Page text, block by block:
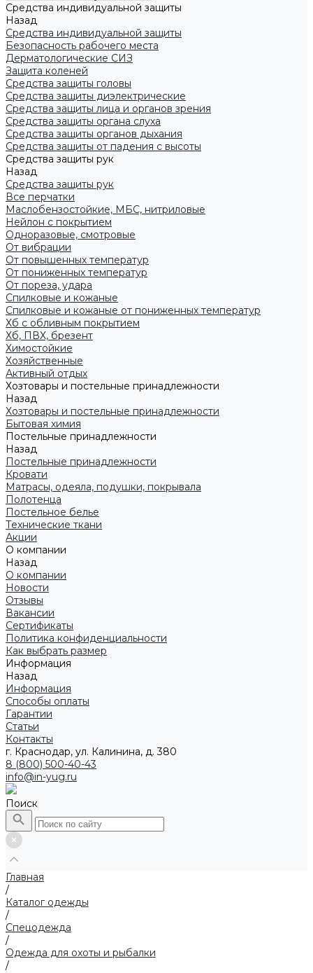
Средства индивидуальной защиты
Назад
Средства индивидуальной защиты
Безопасность рабочего места
Дерматологические СИЗ
Защита коленей
Средства защиты головы
Средства защиты диэлектрические
Средства защиты лица и органов зрения
Средства защиты органа слуха
Средства защиты органов дыхания
Средства защиты от падения с высоты
Средства защиты рук
Назад
Средства защиты рук
Все перчатки
Маслобензостойкие, МБС, нитриловые
Нейлон с покрытием
Одноразовые, смотровые
От вибрации
От повышенных температур
От пониженных температур
От пореза, удара
Спилковые и кожаные
Спилковые и кожаные от пониженных температур
Хб с обливным покрытием
Хб, ПВХ, брезент
Химостойкие
Хозяйственные
Активный отдых
Хозтовары и постельные принадлежности
Назад
Хозтовары и постельные принадлежности
Бытовая химия
Постельные принадлежности
Назад
Постельные принадлежности
Кровати
Матрасы, одеяла, подушки, покрывала
Полотенца
Постельное белье
Технические ткани
Акции
О компании
Назад
О компании
Новости
Отзывы
Вакансии
Сертификаты
Политика конфиденциальности
Как выбрать размер
Информация
Назад
Информация
Способы оплаты
Гарантии
Статьи
Контакты
г. Краснодар, ул. Калинина, д. 380
8 (800) 500-40-43
info@in-yug.ru
Поиск
Главная
/
Каталог одежды
/
Спецодежда
/
Одежда для охоты и рыбалки
/